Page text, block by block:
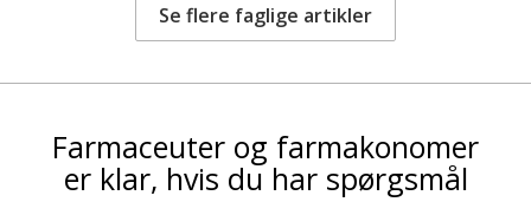
Se flere faglige artikler
Farmaceuter og farmakonomer
er klar, hvis du har spørgsmål